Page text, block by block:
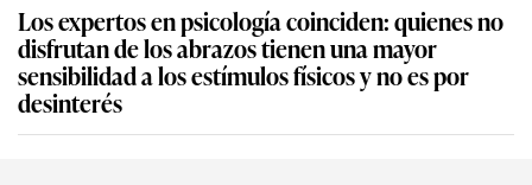
Los expertos en psicología coinciden: quienes no
disfrutan de los abrazos tienen una mayor
sensibilidad a los estímulos físicos y no es por
desinterés